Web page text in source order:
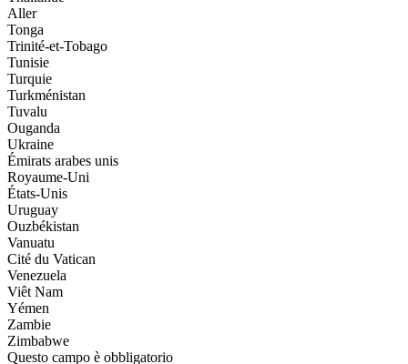
Aller
Tonga
Trinité-et-Tobago
Tunisie
Turquie
Turkménistan
Tuvalu
Ouganda
Ukraine
Émirats arabes unis
Royaume-Uni
États-Unis
Uruguay
Ouzbékistan
Vanuatu
Cité du Vatican
Venezuela
Viêt Nam
Yémen
Zambie
Zimbabwe
Questo campo è obbligatorio